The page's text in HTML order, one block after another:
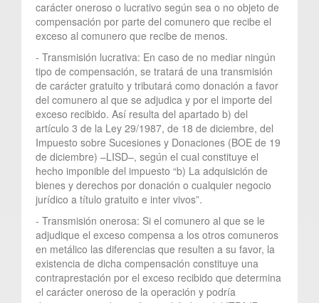
carácter oneroso o lucrativo según sea o no objeto de
compensación por parte del comunero que recibe el
exceso al comunero que recibe de menos.
- Transmisión lucrativa: En caso de no mediar ningún
tipo de compensación, se tratará de una transmisión
de carácter gratuito y tributará como donación a favor
del comunero al que se adjudica y por el importe del
exceso recibido. Así resulta del apartado b) del
artículo 3 de la Ley 29/1987, de 18 de diciembre, del
Impuesto sobre Sucesiones y Donaciones (BOE de 19
de diciembre) –LISD–, según el cual constituye el
hecho imponible del impuesto “b) La adquisición de
bienes y derechos por donación o cualquier negocio
jurídico a título gratuito e inter vivos”.
- Transmisión onerosa: Si el comunero al que se le
adjudique el exceso compensa a los otros comuneros
en metálico las diferencias que resulten a su favor, la
existencia de dicha compensación constituye una
contraprestación por el exceso recibido que determina
el carácter oneroso de la operación y podría